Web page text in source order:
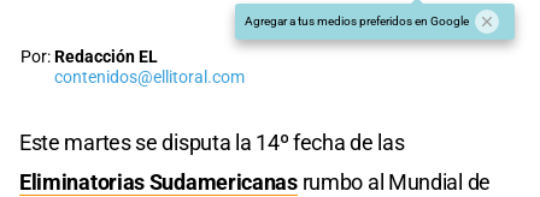
Agregar a tus medios preferidos en Google
Por:Redacción EL
contenidos@ellitoral.com
Este martes se disputa la 14º fecha de las
Eliminatorias Sudamericanasrumbo al Mundial de